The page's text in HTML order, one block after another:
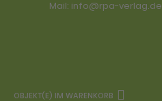
Mail: info@rpa-verlag.de
OBJEKT(E) IM WARENKORB